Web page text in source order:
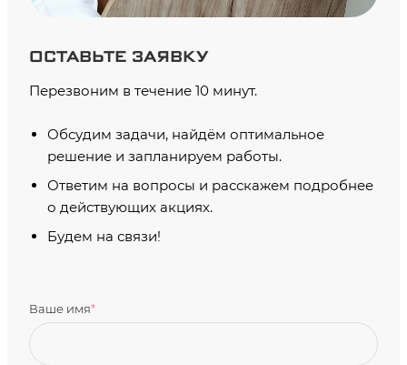
ОСТАВЬТЕ ЗАЯВКУ
Перезвоним в течение 10 минут.
Обсудим задачи, найдём оптимальное
решение и запланируем работы.
Ответим на вопросы и расскажем подробнее
о действующих акциях.
Будем на связи!
Ваше имя*